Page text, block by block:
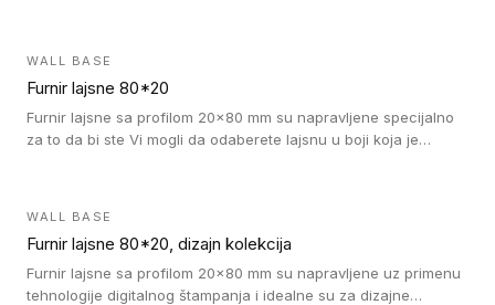
WALL BASE
Furnir lajsne 80*20
Furnir lajsne sa profilom 20x80 mm su napravljene specijalno
za to da bi ste Vi mogli da odaberete lajsnu u boji koja je
WALL BASE
Furnir lajsne 80*20, dizajn kolekcija
Furnir lajsne sa profilom 20x80 mm su napravljene uz primenu
tehnologije digitalnog štampanja i idealne su za dizajne